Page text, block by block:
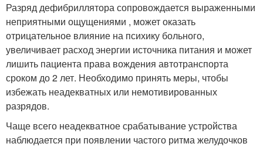
Разряд дефибриллятора сопровождается выраженными
неприятными ощущениями , может оказать
отрицательное влияние на психику больного,
увеличивает расход энергии источника питания и может
лишить пациента права вождения автотранспорта
сроком до 2 лет. Необходимо принять меры, чтобы
избежать неадекватных или немотивированных
разрядов.
Чаще всего неадекватное срабатывание устройства
наблюдается при появлении частого ритма желудочков